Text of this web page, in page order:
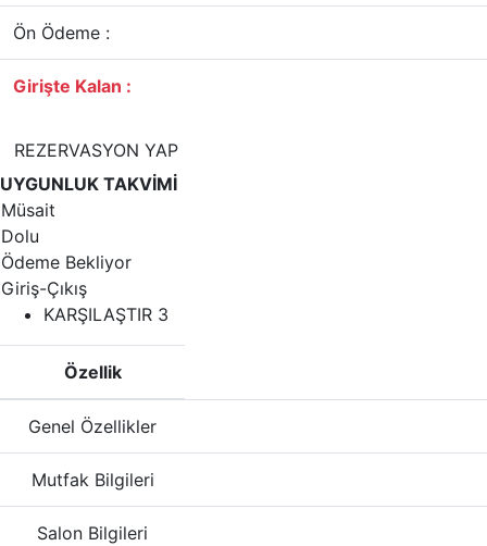
Ön Ödeme :
Girişte Kalan :
REZERVASYON YAP
UYGUNLUK TAKVİMİ
Müsait
Dolu
Ödeme Bekliyor
Giriş-Çıkış
KARŞILAŞTIR 3
Özellik
Genel Özellikler
Mutfak Bilgileri
Salon Bilgileri